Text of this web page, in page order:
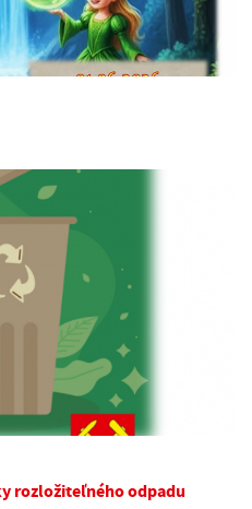
rozložiteľného odpadu